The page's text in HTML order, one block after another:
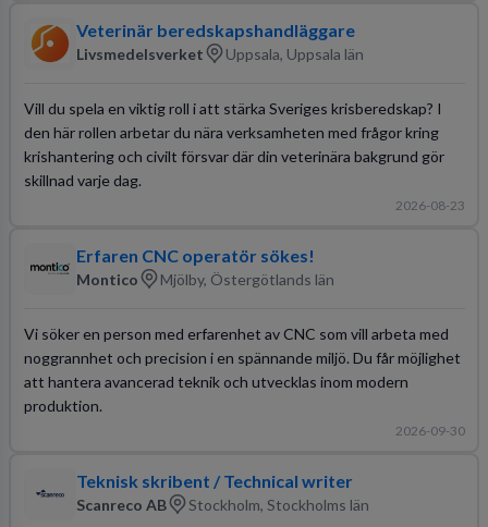
Veterinär beredskapshandläggare
Livsmedelsverket Uppsala, Uppsala län
Vill du spela en viktig roll i att stärka Sveriges krisberedskap? I
den här rollen arbetar du nära verksamheten med frågor kring
krishantering och civilt försvar där din veterinära bakgrund gör
skillnad varje dag.
2026-08-23
Erfaren CNC operatör sökes!
Montico Mjölby, Östergötlands län
Vi söker en person med erfarenhet av CNC som vill arbeta med
noggrannhet och precision i en spännande miljö. Du får möjlighet
att hantera avancerad teknik och utvecklas inom modern
produktion.
2026-09-30
Teknisk skribent / Technical writer
Scanreco AB Stockholm, Stockholms län